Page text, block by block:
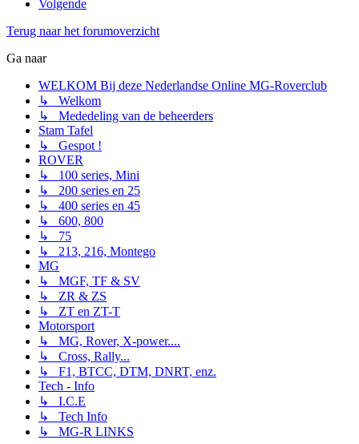
Volgende
Terug naar het forumoverzicht
Ga naar
WELKOM Bij deze Nederlandse Online MG-Roverclub
↳ Welkom
↳ Mededeling van de beheerders
Stam Tafel
↳ Gespot !
ROVER
↳ 100 series, Mini
↳ 200 series en 25
↳ 400 series en 45
↳ 600, 800
↳ 75
↳ 213, 216, Montego
MG
↳ MGF, TF & SV
↳ ZR & ZS
↳ ZT en ZT-T
Motorsport
↳ MG, Rover, X-power....
↳ Cross, Rally...
↳ F1, BTCC, DTM, DNRT, enz.
Tech - Info
↳ I.C.E
↳ Tech Info
↳ MG-R LINKS